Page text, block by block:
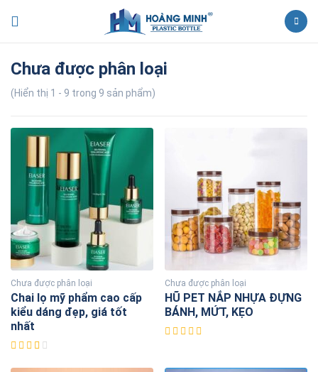
Chưa được phân loại
(Hiển thị 1 - 9 trong 9 sản phẩm)
Chưa được phân loại
Chai lọ mỹ phẩm cao cấp
kiểu dáng đẹp, giá tốt
nhất
Chưa được phân loại
HŨ PET NẮP NHỰA ĐỰNG
BÁNH, MỨT, KẸO